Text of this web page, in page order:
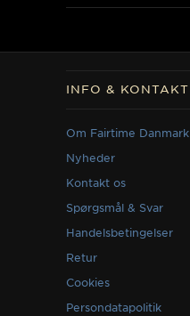
INFO & KONTAKT
Om Fairtime Danmark
Nyheder
Kontakt os
Spørgsmål & Svar
Handelsbetingelser
Retur
Cookies
Persondatapolitik